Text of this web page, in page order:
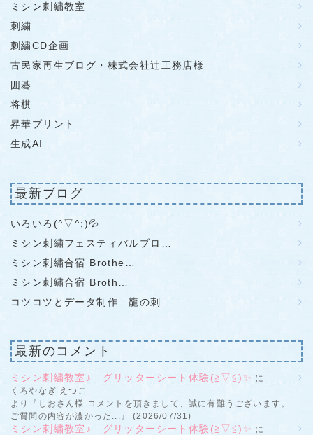
ミシン刺繍教室
刺繍
刺繍CD企画
古民家再生ブログ・株式会社辻工務店様
囲碁
将棋
昇華プリント
生成AI
最新ブログ
いろいろ(^▽^;)💦
ミシン刺繡フェスティバルブロ…
ミシン刺繡合宿 Brothe…
ミシン刺繡合宿 Broth…
コツコツとデータ制作 龍の刺…
最新のコメント
ミシン刺繍教室♪ グリッターシート体験(≧▽≦)✨ に
くろやなぎ えつこ
より『しおさん様 コメントを頂きまして、誠に有難うございます。
ご質問の内容が濃かった...』 (2026/07/31)
ミシン刺繍教室♪ グリッターシート体験(≧▽≦)✨ に